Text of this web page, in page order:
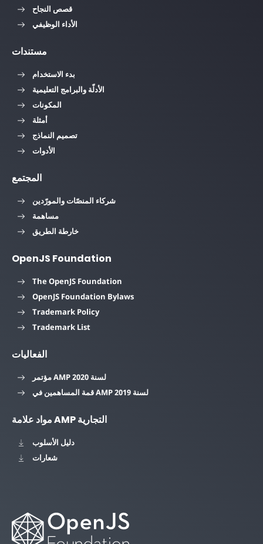
قصص النجاح
الأداء الوظيفي
مستندات
بدء الاستخدام
الأدلّة والبرامج التعليمية
المكونات
أمثلة
تصميم النماذج
الأدوات
المجتمع
شركاء المنصّات والمورّدين
مساهمة
خارطة الطريق
OpenJS Foundation
The OpenJS Foundation
OpenJS Foundation Bylaws
Trademark Policy
Trademark List
الفعاليات
مؤتمر AMP لسنة 2020
قمة المساهمين في AMP لسنة 2019
مواد علامة AMP التجارية
دليل الأسلوب
شعارات